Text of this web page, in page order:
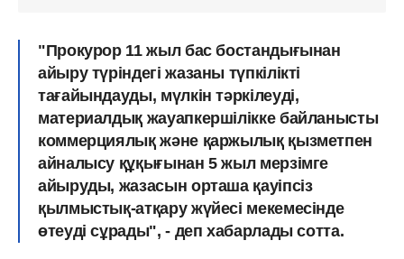
"Прокурор 11 жыл бас бостандығынан
айыру түріндегі жазаны түпкілікті
тағайындауды, мүлкін тәркілеуді,
материалдық жауапкершілікке байланысты
коммерциялық және қаржылық қызметпен
айналысу құқығынан 5 жыл мерзімге
айыруды, жазасын орташа қауіпсіз
қылмыстық-атқару жүйесі мекемесінде
өтеуді сұрады", - деп хабарлады сотта.